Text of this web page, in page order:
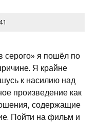
серого» я пошёл по
Я крайне
к насилию над
произведение как
содержащие
Пойти на фильм и